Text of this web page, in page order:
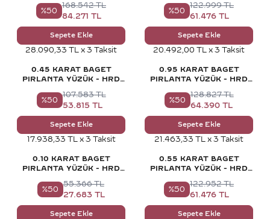
%50
168.542TL
84.271 TL
Sepete Ekle
28.090,33 TL x 3 Taksit
%50
122.999TL
61.476 TL
Sepete Ekle
20.492,00 TL x 3 Taksit
0.45 KARAT BAGET
PIRLANTA YÜZÜK - HRD
%50
107.583TL
53.815 TL
Sepete Ekle
17.938,33 TL x 3 Taksit
0.95 KARAT BAGET
PIRLANTA YÜZÜK - HRD
%50
128.827TL
64.390TL
Sepete Ekle
21.463,33 TL x 3 Taksit
0.10 KARAT BAGET
PIRLANTA YÜZÜK - HRD
%50
55.366TL
27.683 TL
Sepete Ekle
0.55 KARAT BAGET
PIRLANTA YÜZÜK - HRD
%50
122.952TL
61.476 TL
Sepete Ekle